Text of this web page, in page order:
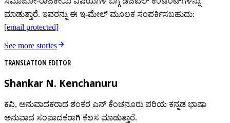
ಮಾಡುತ್ತಾರೆ. ಇವರನ್ನು ಈ ಇ-ಮೇಲ್‌ ಮೂಲಕ ಸಂಪರ್ಕಿಸಬಹುದು:
[email protected]
See more stories
TRANSLATION EDITOR
Shankar N. Kenchanuru
ಕವಿ, ಅನುವಾದಕರಾದ ಶಂಕರ ಎನ್ ಕೆಂಚನೂರು ಪರಿಯ ಕನ್ನಡ ಭಾಷಾ
ಅನುವಾದ ಸಂಪಾದಕರಾಗಿ ಕೆಲಸ ಮಾಡುತ್ತಾರೆ.